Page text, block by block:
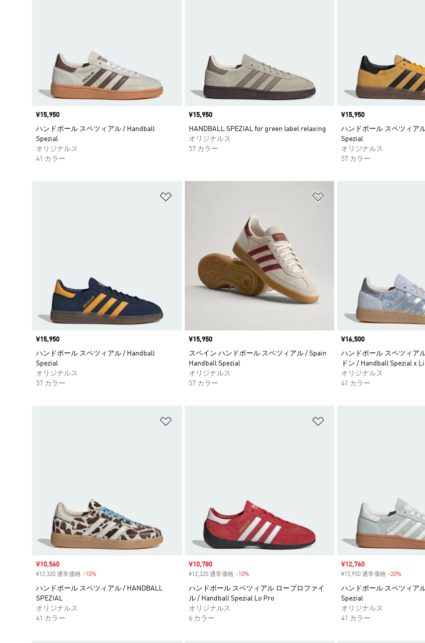
価格
¥15,950
ハンドボール スペツィアル / Handball
Spezial
オリジナルス
41 カラー
価格
¥15,950
HANDBALL SPEZIAL for green label relaxing
オリジナルス
57 カラー
価格
¥15,950
ハンドボール スペツィア
Spezial
オリジナルス
57 カラー
価格
¥15,950
ハンドボール スペツィアル / Handball
Spezial
オリジナルス
57 カラー
価格
¥15,950
スペイン ハンドボール スペツィアル / Spain
Handball Spezial
オリジナルス
57 カラー
価格
¥16,500
ハンドボール スペツィア
ドン / Handball Spezial x
オリジナルス
41 カラー
セール価格
¥10,560
¥12,320 通常価格 -10%
ハンドボール スペツィアル / HANDBALL
SPEZIAL
オリジナルス
41 カラー
セール価格
¥10,780
¥12,320 通常価格 -10%割引
ハンドボール スペツィアル ロープロファイ
ル / Handball Spezial Lo Pro
オリジナルス
6 カラー
セール価格
¥12,760
¥15,950 通常価格 -20%
ハンドボール スペツィア
Spezial
オリジナルス
41 カラー